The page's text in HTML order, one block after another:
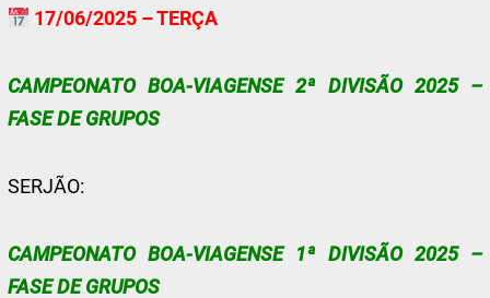
17/06/2025 – TERÇA
CAMPEONATO BOA-VIAGENSE 2ª DIVISÃO 2025 –
FASE DE GRUPOS
SERJÃO:
CAMPEONATO BOA-VIAGENSE 1ª DIVISÃO 2025 –
FASE DE GRUPOS